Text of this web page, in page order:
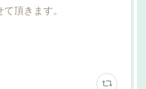
頂きます。